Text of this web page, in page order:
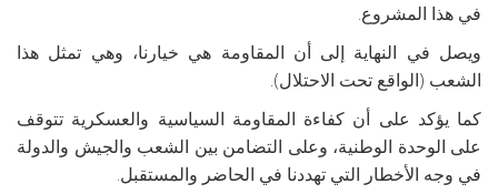
في هذا المشروع.
ويصل في النهاية إلى أن المقاومة هي خيارنا، وهي تمثل هذا
الشعب (الواقع تحت الاحتلال).
كما يؤكد على أن كفاءة المقاومة السياسية والعسكرية تتوقف
على الوحدة الوطنية، وعلى التضامن بين الشعب والجيش والدولة
في وجه الأخطار التي تهددنا في الحاضر والمستقبل.